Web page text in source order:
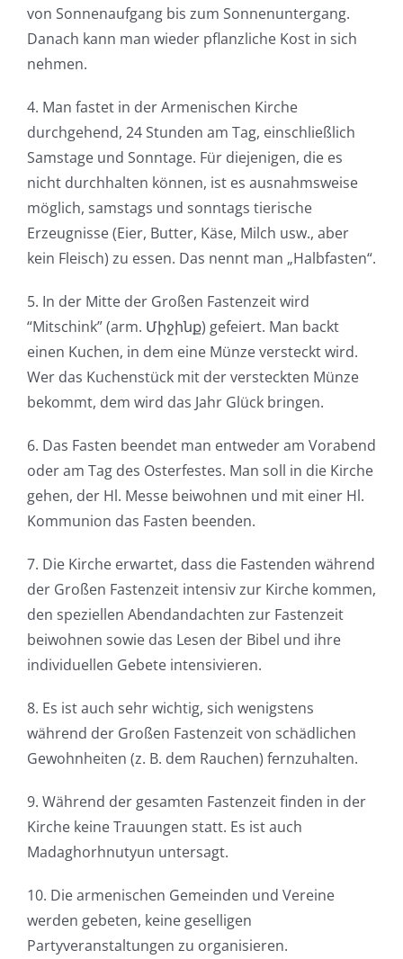
von Sonnenaufgang bis zum Sonnenuntergang.
Danach kann man wieder pflanzliche Kost in sich
nehmen.
4. Man fastet in der Armenischen Kirche
durchgehend, 24 Stunden am Tag, einschließlich
Samstage und Sonntage. Für diejenigen, die es
nicht durchhalten können, ist es ausnahmsweise
möglich, samstags und sonntags tierische
Erzeugnisse (Eier, Butter, Käse, Milch usw., aber
kein Fleisch) zu essen. Das nennt man „Halbfasten“.
5. In der Mitte der Großen Fastenzeit wird
“Mitschink” (arm. Միջինք) gefeiert. Man backt
einen Kuchen, in dem eine Münze versteckt wird.
Wer das Kuchenstück mit der versteckten Münze
bekommt, dem wird das Jahr Glück bringen.
6. Das Fasten beendet man entweder am Vorabend
oder am Tag des Osterfestes. Man soll in die Kirche
gehen, der Hl. Messe beiwohnen und mit einer Hl.
Kommunion das Fasten beenden.
7. Die Kirche erwartet, dass die Fastenden während
der Großen Fastenzeit intensiv zur Kirche kommen,
den speziellen Abendandachten zur Fastenzeit
beiwohnen sowie das Lesen der Bibel und ihre
individuellen Gebete intensivieren.
8. Es ist auch sehr wichtig, sich wenigstens
während der Großen Fastenzeit von schädlichen
Gewohnheiten (z. B. dem Rauchen) fernzuhalten.
9. Während der gesamten Fastenzeit finden in der
Kirche keine Trauungen statt. Es ist auch
Madaghorhnutyun untersagt.
10. Die armenischen Gemeinden und Vereine
werden gebeten, keine geselligen
Partyveranstaltungen zu organisieren.